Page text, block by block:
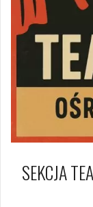
SEKCJA